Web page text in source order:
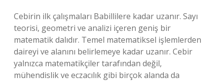
Cebirin ilk çalışmaları Babillilere kadar uzanır. Sayı
teorisi, geometri ve analizi içeren geniş bir
matematik dalıdır. Temel matematiksel işlemlerden
daireyi ve alanını belirlemeye kadar uzanır. Cebir
yalnızca matematikçiler tarafından değil,
mühendislik ve eczacılık gibi birçok alanda da